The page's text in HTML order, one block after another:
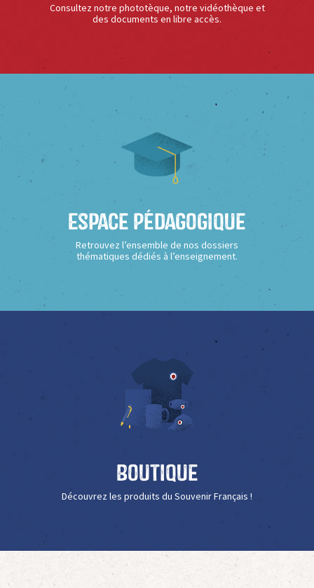
Consultez notre phototèque, notre vidéothèque et
des documents en libre accès.
Espace Pédagogique
Retrouvez l’ensemble de nos dossiers
thématiques dédiés à l’enseignement.
Boutique
Découvrez les produits du Souvenir Français !